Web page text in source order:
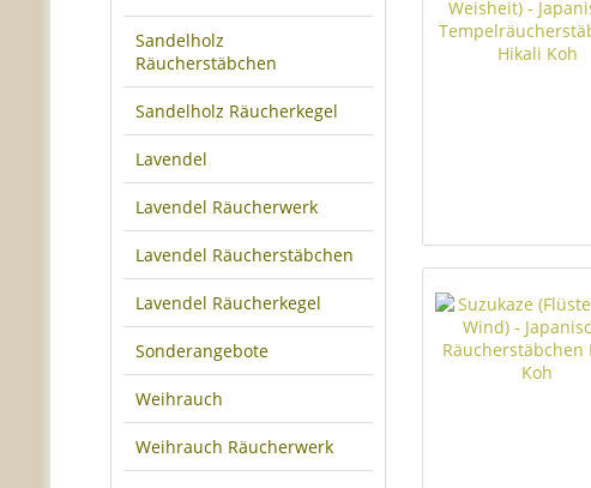
Sandelholz
Räucherstäbchen
Sandelholz Räucherkegel
Lavendel
Lavendel Räucherwerk
Lavendel Räucherstäbchen
Lavendel Räucherkegel
Sonderangebote
Weihrauch
Weihrauch Räucherwerk